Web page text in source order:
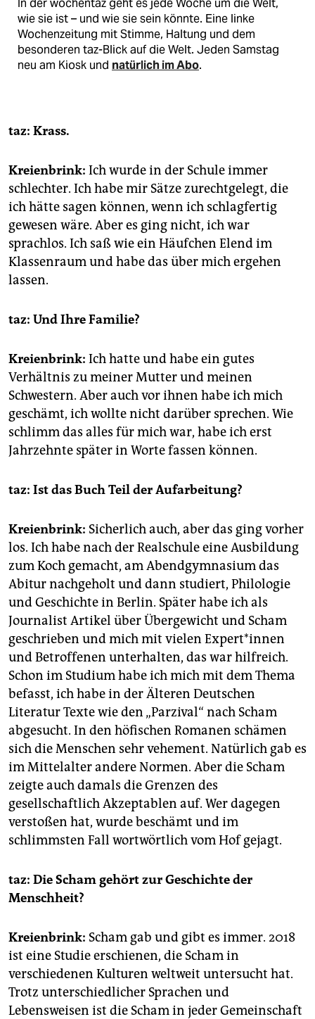
In der wochentaz geht es jede Woche um die Welt,
wie sie ist – und wie sie sein könnte. Eine linke
Wochenzeitung mit Stimme, Haltung und dem
besonderen taz-Blick auf die Welt. Jeden Samstag
neu am Kiosk und natürlich im Abo.
taz: Krass.
Kreienbrink: Ich wurde in der Schule immer
schlechter. Ich habe mir Sätze zurechtgelegt, die
ich hätte sagen können, wenn ich schlagfertig
gewesen wäre. Aber es ging nicht, ich war
sprachlos. Ich saß wie ein Häufchen Elend im
Klassenraum und habe das über mich ergehen
lassen.
taz: Und Ihre Familie?
Kreienbrink: Ich hatte und habe ein gutes
Verhältnis zu meiner Mutter und meinen
Schwestern. Aber auch vor ihnen habe ich mich
geschämt, ich wollte nicht darüber sprechen. Wie
schlimm das alles für mich war, habe ich erst
Jahrzehnte später in Worte fassen können.
taz: Ist das Buch Teil der Aufarbeitung?
Kreienbrink: Sicherlich auch, aber das ging vorher
los. Ich habe nach der Realschule eine Ausbildung
zum Koch gemacht, am Abendgymnasium das
Abitur nachgeholt und dann studiert, Philologie
und Geschichte in Berlin. Später habe ich als
Journalist Artikel über Übergewicht und Scham
geschrieben und mich mit vielen Ex­per­t*in­nen
und Betroffenen unterhalten, das war hilfreich.
Schon im Studium habe ich mich mit dem Thema
befasst, ich habe in der Älteren Deutschen
Literatur Texte wie den „Parzival“ nach Scham
abgesucht. In den höfischen Romanen schämen
sich die Menschen sehr vehement. Natürlich gab es
im Mittelalter andere Normen. Aber die Scham
zeigte auch damals die Grenzen des
gesellschaftlich Akzeptablen auf. Wer dagegen
verstoßen hat, wurde beschämt und im
schlimmsten Fall wortwörtlich vom Hof gejagt.
taz: Die Scham gehört zur Geschichte der
Menschheit?
Kreienbrink: Scham gab und gibt es immer. 2018
ist eine Studie erschienen, die Scham in
verschiedenen Kulturen weltweit untersucht hat.
Trotz unterschiedlicher Sprachen und
Lebensweisen ist die Scham in jeder Gemeinschaft